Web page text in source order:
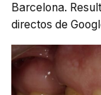
Barcelona.
directos de